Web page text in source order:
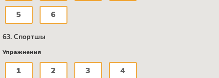
5 6
63. Спортшы
Упражнения
1 2 3 4